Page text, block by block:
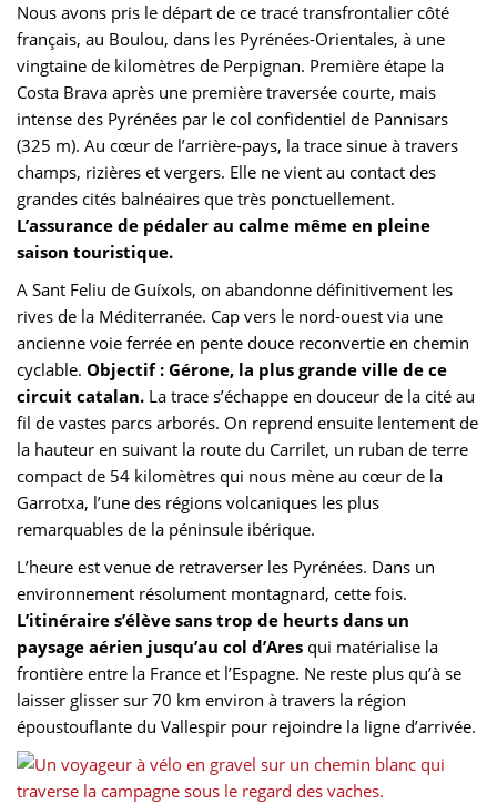
Nous avons pris le départ de ce tracé transfrontalier côté
français, au Boulou, dans les Pyrénées-Orientales, à une
vingtaine de kilomètres de Perpignan. Première étape la
Costa Brava après une première traversée courte, mais
intense des Pyrénées par le col confidentiel de Pannisars
(325 m). Au cœur de l’arrière-pays, la trace sinue à travers
champs, rizières et vergers. Elle ne vient au contact des
grandes cités balnéaires que très ponctuellement.
L’assurance de pédaler au calme même en pleine
saison touristique.
A Sant Feliu de Guíxols, on abandonne définitivement les
rives de la Méditerranée. Cap vers le nord-ouest via une
ancienne voie ferrée en pente douce reconvertie en chemin
cyclable. Objectif : Gérone, la plus grande ville de ce
circuit catalan. La trace s’échappe en douceur de la cité au
fil de vastes parcs arborés. On reprend ensuite lentement de
la hauteur en suivant la route du Carrilet, un ruban de terre
compact de 54 kilomètres qui nous mène au cœur de la
Garrotxa, l’une des régions volcaniques les plus
remarquables de la péninsule ibérique.
L’heure est venue de retraverser les Pyrénées. Dans un
environnement résolument montagnard, cette fois.
L’itinéraire s’élève sans trop de heurts dans un
paysage aérien jusqu’au col d’Ares qui matérialise la
frontière entre la France et l’Espagne. Ne reste plus qu’à se
laisser glisser sur 70 km environ à travers la région
époustouflante du Vallespir pour rejoindre la ligne d’arrivée.